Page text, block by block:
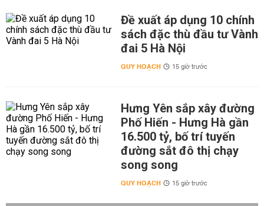
Đề xuất áp dụng 10 chính
sách đặc thù đầu tư Vành
đai 5 Hà Nội
QUY HOẠCH 15 giờ trước
Hưng Yên sắp xây đường
Phố Hiến - Hưng Hà gần
16.500 tỷ, bố trí tuyến
đường sắt đô thị chạy
song song
QUY HOẠCH 15 giờ trước